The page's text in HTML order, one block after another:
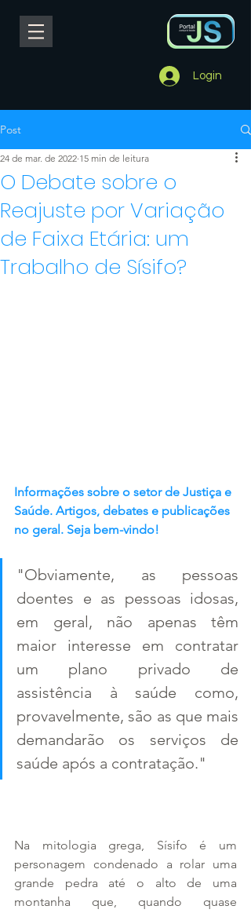
Login
Post
O Debate sobre o
Reajuste por Variação
de Faixa Etária: um
Trabalho de Sísifo?
24 de mar. de 2022 15 min de leitura
Informações sobre o setor de Justiça e
Saúde. Artigos, debates e publicações
no geral. Seja bem-vindo!
"Obviamente, as pessoas
doentes e as pessoas idosas,
em geral, não apenas têm
maior interesse em contratar
um plano privado de
assistência à saúde como,
provavelmente, são as que mais
demandarão os serviços de
saúde após a contratação."
Na mitologia grega, Sísifo é um
personagem condenado a rolar uma
grande pedra até o alto de uma
montanha que, quando quase